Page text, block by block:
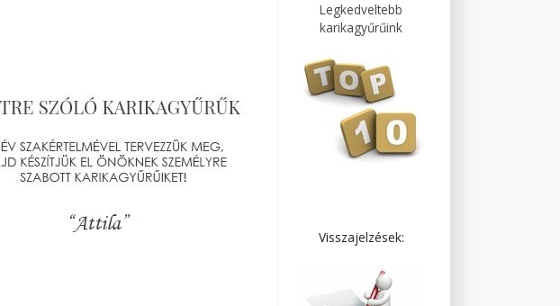
Legkedveltebb
karikagyűrűink
Visszajelzések: